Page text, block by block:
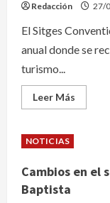
Redacción 27/
El Sitges
anual donde se
turismo...
Leer Más
más
genera
NOTICIAS
Cambios en el
Baptista